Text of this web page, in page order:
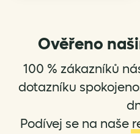
Ověřeno
100 % zákazníků
dotazníku
Podívej se na naše